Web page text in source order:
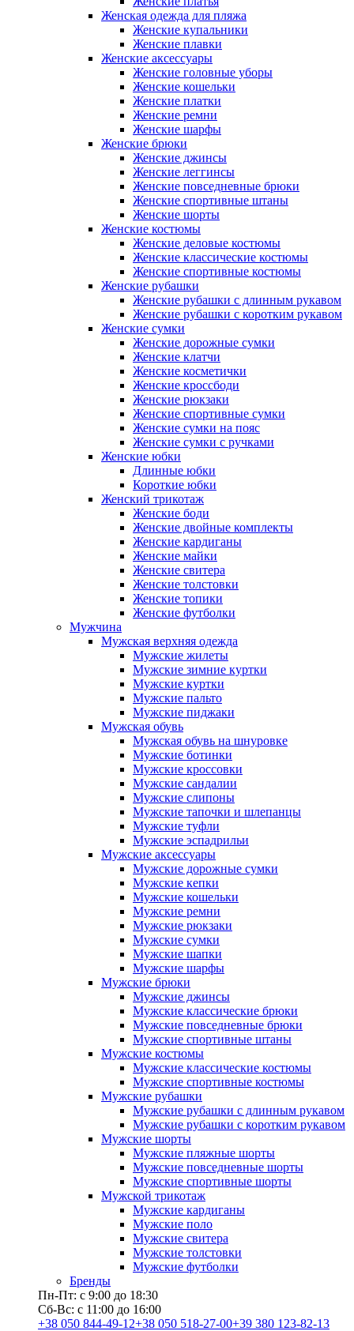
Женская одежда для пляжа
Женские купальники
Женские плавки
Женские аксессуары
Женские головные уборы
Женские кошельки
Женские платки
Женские ремни
Женские шарфы
Женские брюки
Женские джинсы
Женские леггинсы
Женские повседневные брюки
Женские спортивные штаны
Женские шорты
Женские костюмы
Женские деловые костюмы
Женские классические костюмы
Женские спортивные костюмы
Женские рубашки
Женские рубашки с длинным рукавом
Женские рубашки с коротким рукавом
Женские сумки
Женские дорожные сумки
Женские клатчи
Женские косметички
Женские кроссбоди
Женские рюкзаки
Женские спортивные сумки
Женские сумки на пояс
Женские сумки с ручками
Женские юбки
Длинные юбки
Короткие юбки
Женский трикотаж
Женские боди
Женские двойные комплекты
Женские кардиганы
Женские майки
Женские свитера
Женские толстовки
Женские топики
Женские футболки
Мужчина
Мужская верхняя одежда
Мужские жилеты
Мужские зимние куртки
Мужские куртки
Мужские пальто
Мужские пиджаки
Мужская обувь
Мужская обувь на шнуровке
Мужские ботинки
Мужские кроссовки
Мужские сандалии
Мужские слипоны
Мужские тапочки и шлепанцы
Мужские туфли
Мужские эспадрильи
Мужские аксессуары
Мужские дорожные сумки
Мужские кепки
Мужские кошельки
Мужские ремни
Мужские рюкзаки
Мужские сумки
Мужские шапки
Мужские шарфы
Мужские брюки
Мужские джинсы
Мужские классические брюки
Мужские повседневные брюки
Мужские спортивные штаны
Мужские костюмы
Мужские классические костюмы
Мужские спортивные костюмы
Мужские рубашки
Мужские рубашки с длинным рукавом
Мужские рубашки с коротким рукавом
Мужские шорты
Мужские пляжные шорты
Мужские повседневные шорты
Мужские спортивные шорты
Мужской трикотаж
Мужские кардиганы
Мужские поло
Мужские свитера
Мужские толстовки
Мужские футболки
Бренды
Пн-Пт: с 9:00 до 18:30
Сб-Вс: с 11:00 до 16:00
+38 050 844-49-12+38 050 518-27-00+39 380 123-82-13